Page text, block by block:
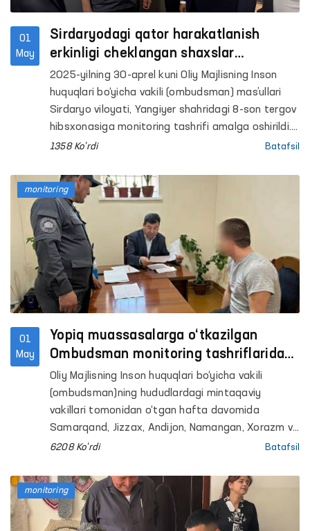
01
May
Sirdaryodagi qator harakatlanish
erkinligi cheklangan shaxslar
saqlanadigan yopiq muassasalardagi
sharoitlar o‘rganildi
2025-yilning 30-aprel kuni Oliy Majlisning Inson
huquqlari bo‘yicha vakili (ombudsman) mas’ullari
Sirdaryo viloyati, Yangiyer shahridagi 8-son tergov
hibsxonasiga monitoring tashrifi amalga oshirildi.
Tashrif davomida mahkum va mahbuslarga
ovqat mahsulotlarini saqlash va tibbiy xizmatdan
foydalanish holatlari hamda xo‘jalik ishlariga jalb
etilgan mahkumlarning mehnat sharoitlari
o‘rganildi.
1358 Ko'rdi Batafsil
01
May
Yopiq muassasalarga o‘tkazilgan
Ombudsman monitoring tashriflarida
qanday kamchiliklar aniqlandi?
Oliy Majlisning Inson huquqlari bo‘yicha vakili
(ombudsman)ning hududlardagi mintaqaviy
vakillari tomonidan o‘tgan hafta davomida
Samarqand, Jizzax, Andijon, Namangan, Xorazm va
Toshkent viloyatlari hamda Toshkent shahrida
penetensiar muassasalarga monitoring tashriflari
amalga oshirildi.
6208 Ko'rdi Batafsil
monitoring
monitoring